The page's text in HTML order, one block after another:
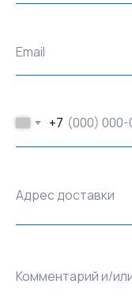
Email
+7
Адрес доставки